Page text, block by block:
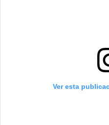
Ver esta